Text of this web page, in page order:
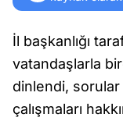
İl başkanlığı
vatandaşlarla
dinlendi, sorular
çalışmaları